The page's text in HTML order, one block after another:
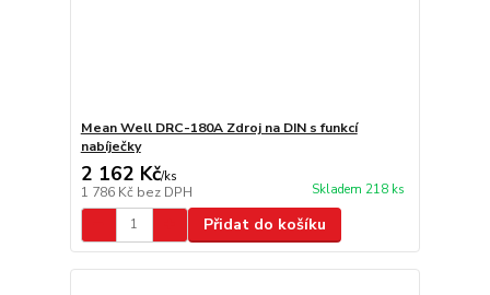
Mean Well DRC-180A Zdroj na DIN s funkcí
nabíječky
2 162 Kč/ks
1 786 Kč bez DPH Skladem 218 ks
Přidat do košíku